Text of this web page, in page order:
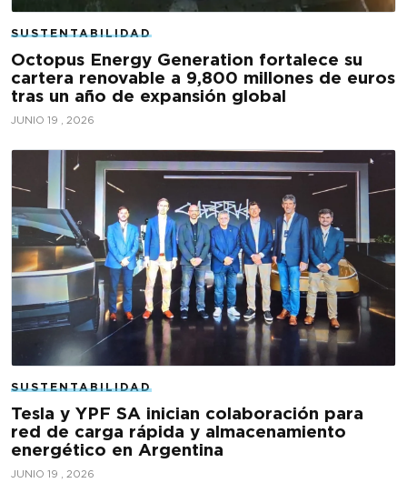
SUSTENTABILIDAD
Octopus Energy Generation fortalece su
cartera renovable a 9,800 millones de euros
tras un año de expansión global
JUNIO 19 , 2026
SUSTENTABILIDAD
Tesla y YPF SA inician colaboración para
red de carga rápida y almacenamiento
energético en Argentina
JUNIO 19 , 2026